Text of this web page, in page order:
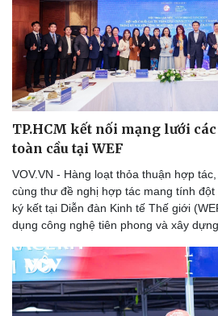
TP.HCM kết nối mạng lưới
toàn cầu tại WEF
VOV.VN - Hàng loạt thỏa thuận hợp
cùng thư đề nghị hợp tác mang tính
ký kết tại Diễn đàn Kinh tế Thế giới
dụng công nghệ tiên phong và xây